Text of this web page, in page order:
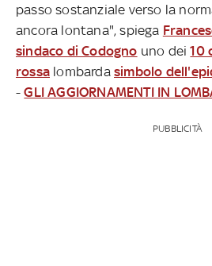
passo sostanziale verso la
ancora lontana", spiega
sindaco di Codogno uno dei10
rossa lombarda simbolo
-GLI AGGIORNAMENTI IN
PUBBLICITÀ